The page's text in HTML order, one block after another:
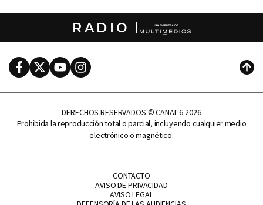
RADIO
FacebookTwitterYoutubeInstagram
DERECHOS RESERVADOS © CANAL 6 2026
Prohibida la reproducción total o parcial, incluyendo cualquier medio
electrónico o magnético.
CONTACTO
AVISO DE PRIVACIDAD
AVISO LEGAL